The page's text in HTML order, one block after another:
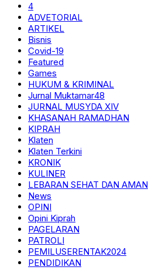
4
ADVETORIAL
ARTIKEL
Bisnis
Covid-19
Featured
Games
HUKUM & KRIMINAL
Jurnal Muktamar48
JURNAL MUSYDA XIV
KHASANAH RAMADHAN
KIPRAH
Klaten
Klaten Terkini
KRONIK
KULINER
LEBARAN SEHAT DAN AMAN
News
OPINI
Opini Kiprah
PAGELARAN
PATROLI
PEMILUSERENTAK2024
PENDIDIKAN